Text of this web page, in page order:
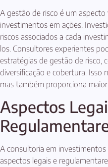
A gestão de risco é um
investimentos em ações.
riscos associados a cada
los. Consultores experientes
estratégias de gestão de risco,
diversificação e cobertura. Isso
mas também proporciona
Aspectos
A consultoria em
aspectos legais e